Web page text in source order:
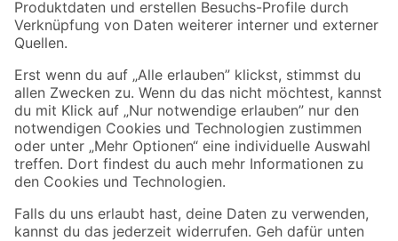
Sicher einkaufen
Jetzt die toom-App herunterladen
Alle Preisangaben in EUR inkl. gesetzl. MwSt.. Die dargestellten Angebote sind unter